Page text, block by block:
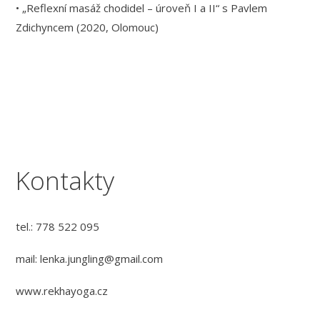
• „Reflexní masáž chodidel – úroveň I a II“ s Pavlem
Zdichyncem (2020, Olomouc)
Kontakty
tel.: 778 522 095
mail: lenka.jungling@gmail.com
www.rekhayoga.cz